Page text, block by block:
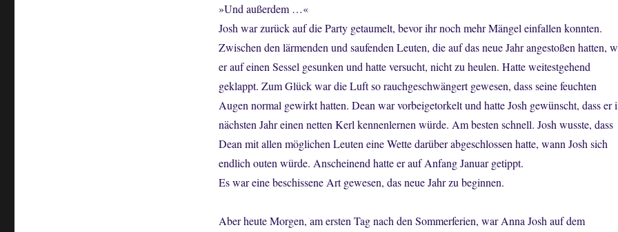
»Und außerdem …«
Josh war zurück auf die Party getaumelt, bevor ihr noch mehr Mängel einfallen konnten.
Zwischen den lärmenden und saufenden Leuten, die auf das neue Jahr angestoßen hatten,
er auf einen Sessel gesunken und hatte versucht, nicht zu heulen. Hatte weitestgehend
geklappt. Zum Glück war die Luft so rauchgeschwängert gewesen, dass seine feuchten
Augen normal gewirkt hatten. Dean war vorbeigetorkelt und hatte Josh gewünscht, dass er
nächsten Jahr einen netten Kerl kennenlernen würde. Am besten schnell. Josh wusste, dass
Dean mit allen möglichen Leuten eine Wette darüber abgeschlossen hatte, wann Josh sich
endlich outen würde. Anscheinend hatte er auf Anfang Januar getippt.
Es war eine beschissene Art gewesen, das neue Jahr zu beginnen.
Aber heute Morgen, am ersten Tag nach den Sommerferien, war Anna Josh auf dem